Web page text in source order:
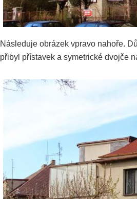
Následuje obrázek vpravo nahoře.
přibyl přístavek a symetrické dvojče